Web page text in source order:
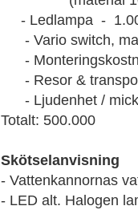
- Ledlampa -
- Vario switch,
-
- Resor &
- Ljudenhet / mick
Totalt: 500.000
Skötselanvisning
- Vattenkannornas
- LED alt. Halogen